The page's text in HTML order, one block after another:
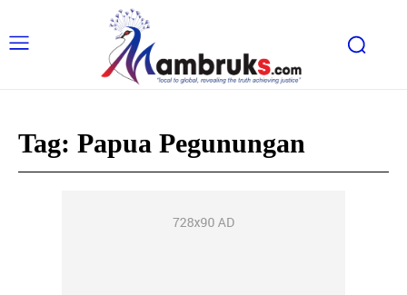
Tag: Papua Pegunungan